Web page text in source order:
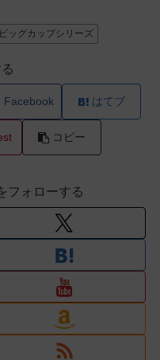
ッグカップシリーズ
Facebook はてブ
コピー
フォローする